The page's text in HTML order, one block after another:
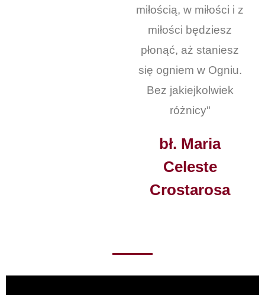
miłością, w miłości i z
miłości będziesz
płonąć, aż staniesz
się ogniem w Ogniu.
Bez jakiejkolwiek
różnicy"
bł. Maria
Celeste
Crostarosa